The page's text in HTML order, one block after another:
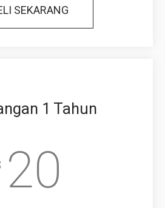
SEKARANG
1 Tahun
20